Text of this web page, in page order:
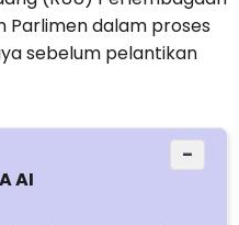
Parlimen dalam proses
sebelum pelantikan
AI
−